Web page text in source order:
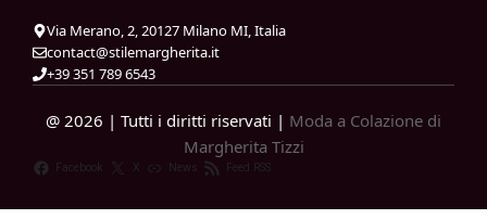
Via Merano, 2, 20127 Milano MI, Italia
contact@stilemargherita.it
+39 351 789 6543
@ 2026 | Tutti i diritti riservati | Moda a Colazione di
Margherita Tizzi
Facebook X News Feed RSS